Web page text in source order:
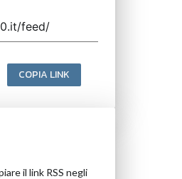
COPIA LINK
il link RSS negli